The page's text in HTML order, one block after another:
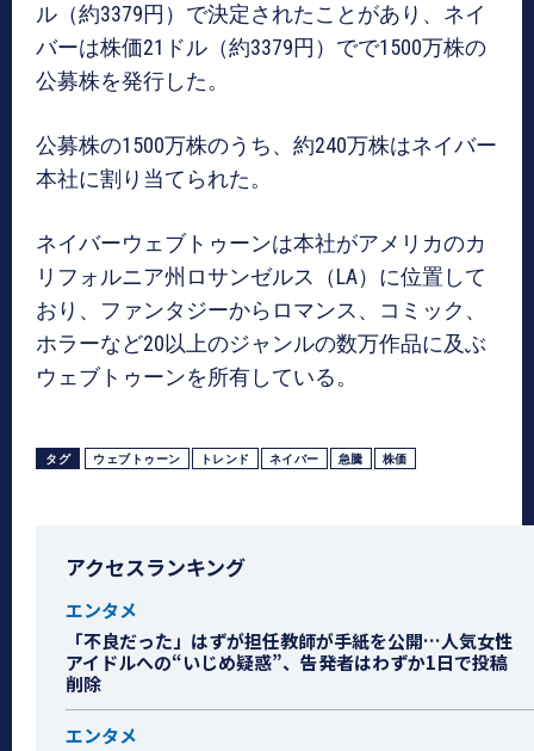
ル（約3379円）で決定されたことがあり、ネイ
バーは株価21ドル（約3379円）でで1500万株の
公募株を発行した。
公募株の1500万株のうち、約240万株はネイバー
本社に割り当てられた。
ネイバーウェブトゥーンは本社がアメリカのカ
リフォルニア州ロサンゼルス（LA）に位置して
おり、ファンタジーからロマンス、コミック、
ホラーなど20以上のジャンルの数万作品に及ぶ
ウェブトゥーンを所有している。
タグ ウェブトゥーン トレンド ネイバー 急騰 株価
アクセスランキング
エンタメ
「不良だった」はずが担任教師が手紙を公開…人気女性
アイドルへの“いじめ疑惑”、告発者はわずか1日で投稿
削除
エンタメ